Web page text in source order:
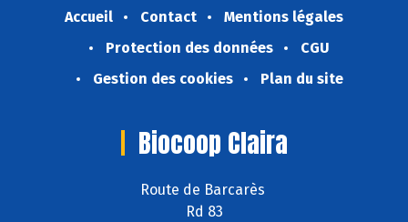
Accueil Contact
Mentions légales
Protection des données
CGU
Gestion des cookies
Plan du site
Biocoop Claira
Route de Barcarès
Rd 83